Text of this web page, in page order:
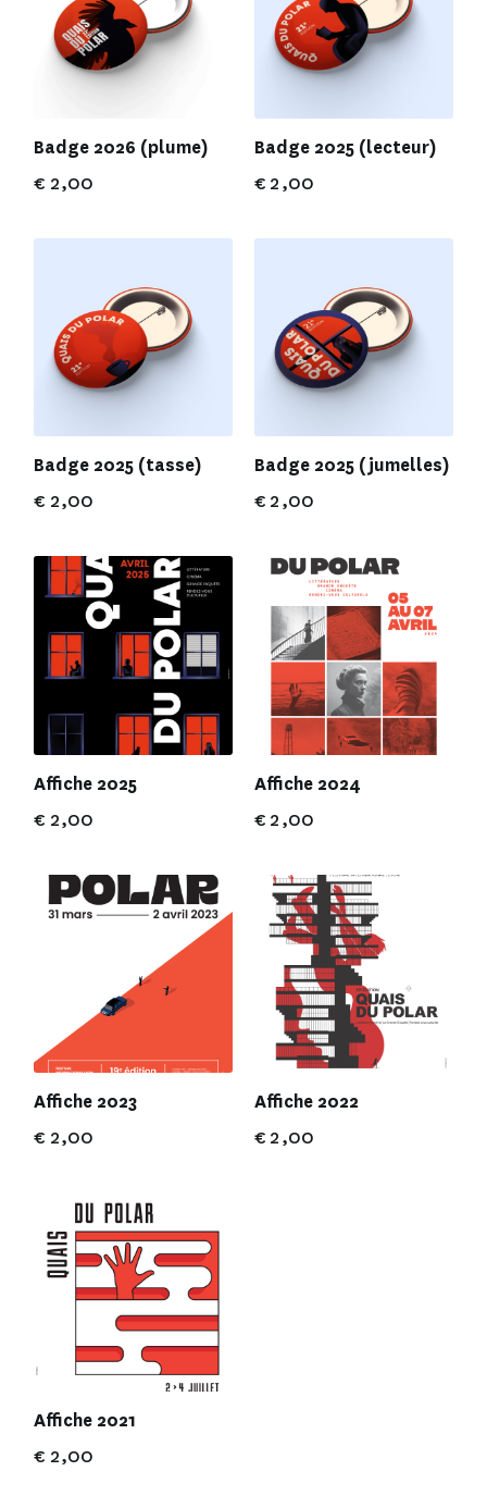
Badge 2026 (plume)
€ 2,00
Badge 2025 (lecteur)
€ 2,00
Badge 2025 (tasse)
€ 2,00
Badge 2025 (jumelles)
€ 2,00
Affiche 2025
€ 2,00
Affiche 2024
€ 2,00
Affiche 2023
€ 2,00
Affiche 2022
€ 2,00
Affiche 2021
€ 2,00